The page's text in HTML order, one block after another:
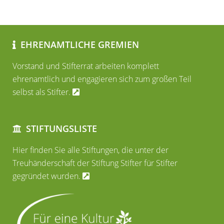
EHRENAMTLICHE GREMIEN
Vorstand und Stifterrat arbeiten komplett
ehrenamtlich und engagieren sich zum großen Teil
selbst als Stifter.
STIFTUNGSLISTE
Hier finden Sie alle Stiftungen, die unter der
Treuhänderschaft der Stiftung Stifter für Stifter
gegründet wurden.